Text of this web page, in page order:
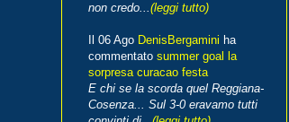
non credo...(leggi tutto)
Il 06 Ago DenisBergamini ha
commentato summer goal la
sorpresa curacao festa
E chi se la scorda quel Reggiana-
Cosenza... Sul 3-0 eravamo tutti